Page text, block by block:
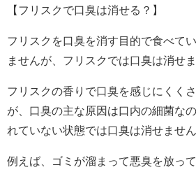
【フリスクで口臭は消せる？】
フリスクを口臭を消す目的で食べて
ませんが、フリスクでは口臭は消せま
フリスクの香りで口臭を感じにくく
が、口臭の主な原因は口内の細菌な
れていない状態では口臭は消せません
例えば、ゴミが溜まって悪臭を放っ